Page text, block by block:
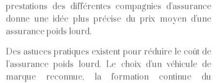
prestations des différentes compagnies d’assurance
donne une idée plus précise du prix moyen d’une
assurance poids lourd.
Des astuces pratiques existent pour réduire le coût de
l’assurance poids lourd. Le choix d’un véhicule de
marque reconnue, la formation continue du